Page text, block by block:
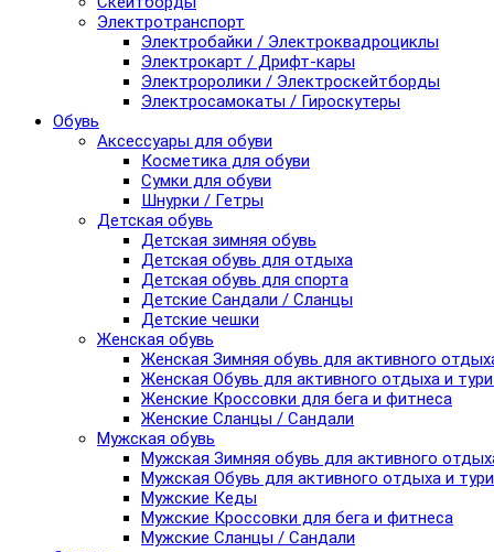
Электротранспорт
Электробайки / Электроквадроциклы
Электрокарт / Дрифт-кары
Электроролики / Электроскейтборды
Электросамокаты / Гироскутеры
Обувь
Аксессуары для обуви
Косметика для обуви
Сумки для обуви
Шнурки / Гетры
Детская обувь
Детская зимняя обувь
Детская обувь для отдыха
Детская обувь для спорта
Детские Сандали / Сланцы
Детские чешки
Женская обувь
Женская Зимняя обувь для активного
Женская Обувь для активного отдыха и
Женские Кроссовки для бега и фитнеса
Женские Сланцы / Сандали
Мужская обувь
Мужская Зимняя обувь для активного
Мужская Обувь для активного отдыха и
Мужские Кеды
Мужские Кроссовки для бега и фитнеса
Мужские Сланцы / Сандали